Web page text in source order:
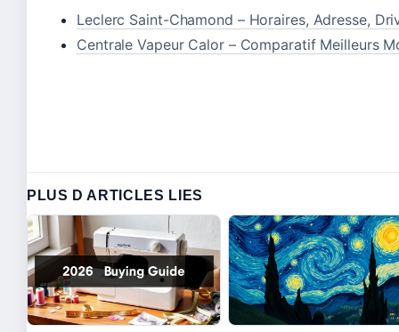
Leclerc Saint-Chamond – Horaires, Adresse,
Centrale Vapeur Calor – Comparatif Meilleurs
PLUS D ARTICLES LIES